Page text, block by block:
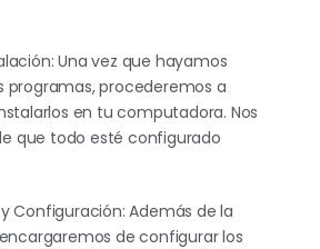
Una vez que hayamos
programas, procederemos a
en tu computadora. Nos
que todo esté configurado
Configuración: Además de la
de configurar los